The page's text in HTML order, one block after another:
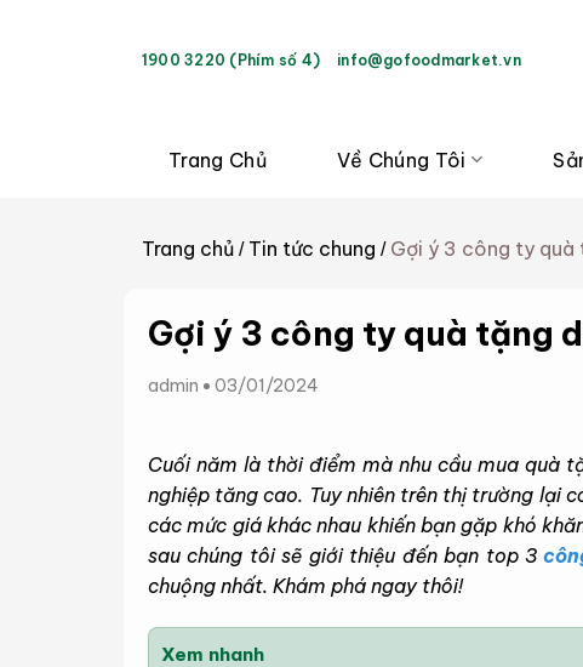
1900 3220 (Phím số 4) info@gofoodmarket.vn
Trang Chủ Về Chúng Tôi
Trang chủ / Tin tức chung / Gợi ý 3 công ty quà
Gợi ý 3 công ty quà tặng
admin 03/01/2024
Cuối năm là thời điểm mà nhu cầu mua quà
nghiệp tăng cao. Tuy nhiên trên thị trường lại
các mức giá khác nhau khiến bạn gặp khó
sau chúng tôi sẽ giới thiệu đến bạn top 3
chuộng nhất. Khám phá ngay thôi!
Xem nhanh